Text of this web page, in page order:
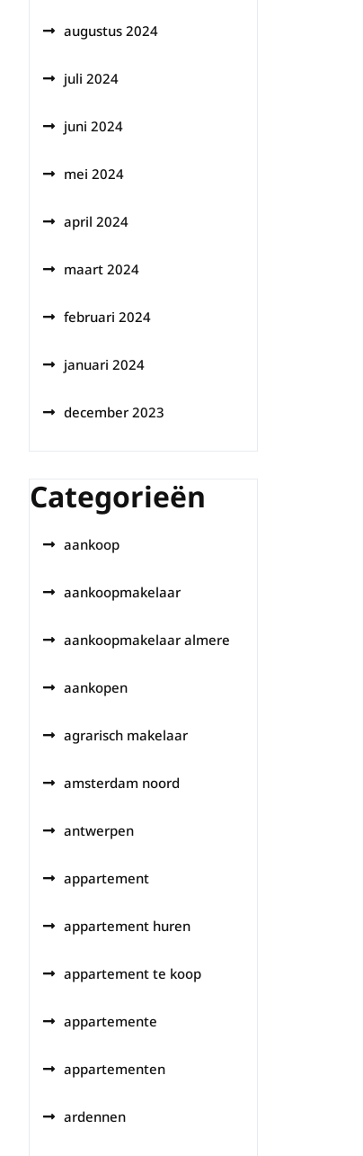
augustus 2024
juli 2024
juni 2024
mei 2024
april 2024
maart 2024
februari 2024
januari 2024
december 2023
Categorieën
aankoop
aankoopmakelaar
aankoopmakelaar almere
aankopen
agrarisch makelaar
amsterdam noord
antwerpen
appartement
appartement huren
appartement te koop
appartemente
appartementen
ardennen